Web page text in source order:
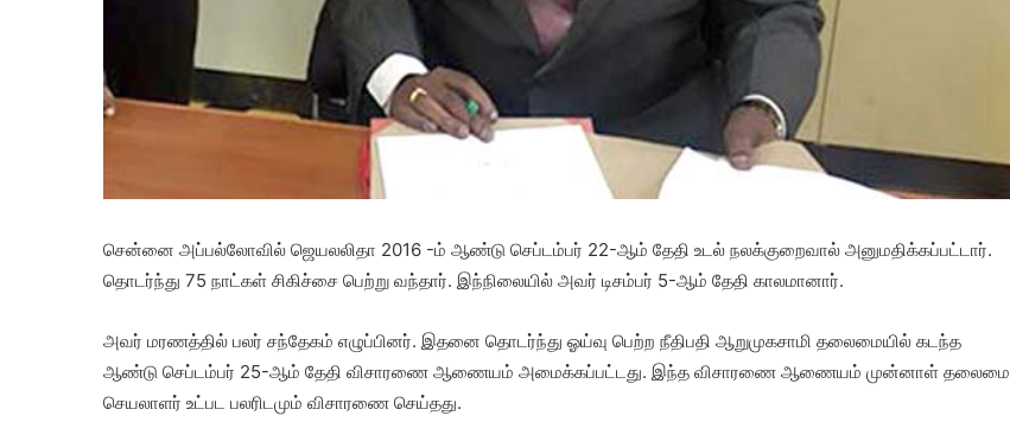
சென்னை அப்பல்லோவில் ஜெயலலிதா 2016 -ம் ஆண்டு செப்டம்பர் 22-ஆம் தேதி உடல் நலக்குறைவால் அனுமதிக்கப்பட்டார்.
தொடர்ந்து 75 நாட்கள் சிகிச்சை பெற்று வந்தார். இந்நிலையில் அவர் டிசம்பர் 5-ஆம் தேதி காலமானார்.
அவர் மரணத்தில் பலர் சந்தேகம் எழுப்பினர். இதனை தொடர்ந்து ஓய்வு பெற்ற நீதிபதி ஆறுமுகசாமி தலைமையில் கடந்த
ஆண்டு செப்டம்பர் 25-ஆம் தேதி விசாரணை ஆணையம் அமைக்கப்பட்டது. இந்த விசாரணை ஆணையம் முன்னாள் தலைமை
செயலாளர் உட்பட பலரிடமும் விசாரணை செய்தது.